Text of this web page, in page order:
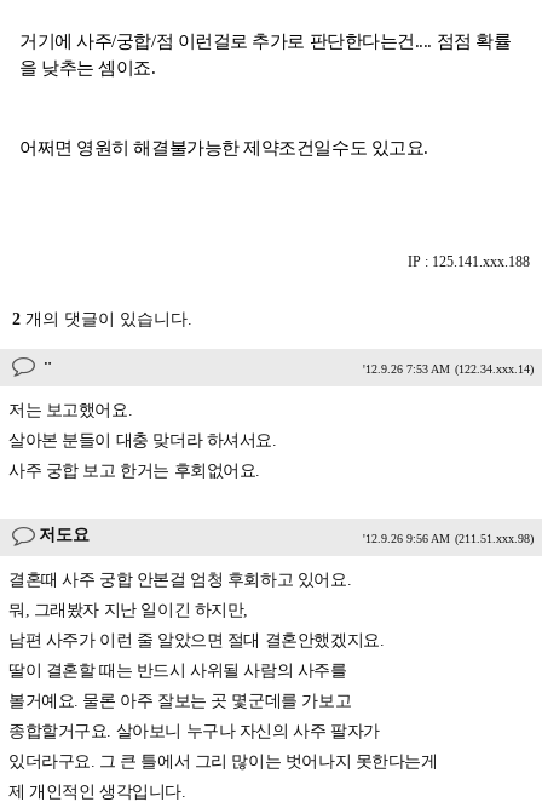
거기에 사주/궁합/점 이런걸로 추가로 판단한다는건.... 점점 확률
을 낮추는 셈이죠.
어쩌면 영원히 해결불가능한 제약조건일수도 있고요.
IP : 125.141.xxx.188
2 개의 댓글이 있습니다.
ᆢ '12.9.26 7:53 AM (122.34.xxx.14)
저는 보고했어요.
살아본 분들이 대충 맞더라 하셔서요.
사주 궁합 보고 한거는 후회없어요.
저도요 '12.9.26 9:56 AM (211.51.xxx.98)
결혼때 사주 궁합 안본걸 엄청 후회하고 있어요.
뭐, 그래봤자 지난 일이긴 하지만,
남편 사주가 이런 줄 알았으면 절대 결혼안했겠지요.
딸이 결혼할 때는 반드시 사위될 사람의 사주를
볼거예요. 물론 아주 잘보는 곳 몇군데를 가보고
종합할거구요. 살아보니 누구나 자신의 사주 팔자가
있더라구요. 그 큰 틀에서 그리 많이는 벗어나지 못한다는게
제 개인적인 생각입니다.